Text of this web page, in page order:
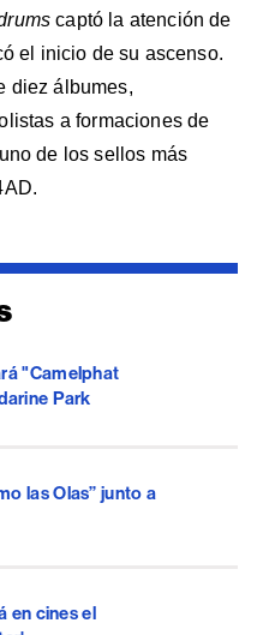
captó la atención de
el inicio de su ascenso.
diez álbumes,
a formaciones de
de los sellos más
"Camelphat
Park
las Olas” junto a
en cines el